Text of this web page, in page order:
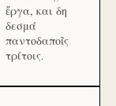
ἔργα, και δη
δεσμά
παντοδαποῖς
τρίτοις.